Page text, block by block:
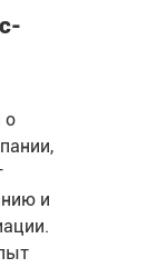
о
и